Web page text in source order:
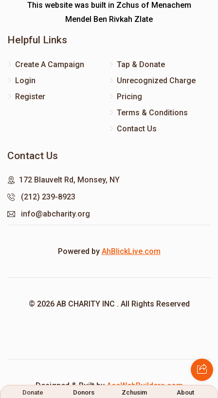
This website was built in Zchus of Menachem
Mendel Ben Rivkah Zlate
Helpful Links
Create A Campaign
Login
Register
Tap & Donate
Unrecognized Charge
Pricing
Terms & Conditions
Contact Us
Contact Us
172 Blauvelt Rd, Monsey, NY
(212) 239-8923
info@abcharity.org
Powered by AhBlickLive.com
© 2026 AB CHARITY INC . All Rights Reserved
Designed & Built byAceWebBuilders.com
Donate Donors Zchusim About